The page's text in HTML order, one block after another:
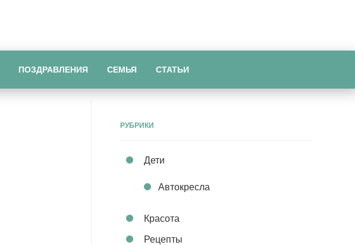
ПОЗДРАВЛЕНИЯ СЕМЬЯ СТАТЬИ
РУБРИКИ
Дети
Автокресла
Красота
Рецепты